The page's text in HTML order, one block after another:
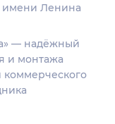
имени Ленина
— надёжный
и монтажа
коммерческого